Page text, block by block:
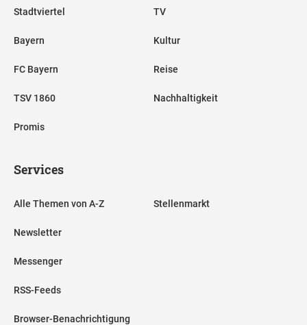
Stadtviertel
Bayern
FC Bayern
TSV 1860
Promis
TV
Kultur
Reise
Nachhaltigkeit
Services
Alle Themen von A-Z
Newsletter
Messenger
RSS-Feeds
Browser-Benachrichtigung
Stellenmarkt